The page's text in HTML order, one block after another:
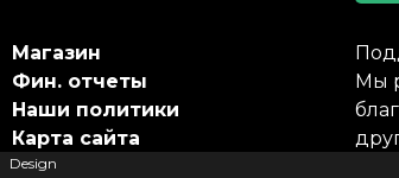
Мы
Магазин
Фин. отчеты
Наши политики
Карта сайта
Design